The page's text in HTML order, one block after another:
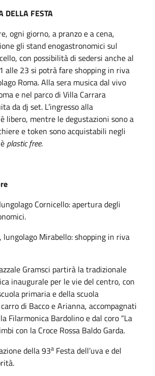
DELLA FESTA
ogni giorno, a pranzo e a cena,
gli stand enogastronomici sul
con possibilità di sedersi anche al
alle 23 si potrà fare shopping in riva
Roma. Alla sera musica dal vivo
e nel parco di Villa Carrara
da dj set. L’ingresso alla
libero, mentre le degustazioni sono a
e token sono acquistabili negli
plastic free.
Cornicello: apertura degli
lungolago Mirabello: shopping in riva
Gramsci partirà la tradizionale
inaugurale per le vie del centro, con
primaria e della scuola
di Bacco e Arianna, accompagnati
Filarmonica Bardolino e dal coro “La
con la Croce Rossa Baldo Garda.
della 93a Festa dell’uva e del